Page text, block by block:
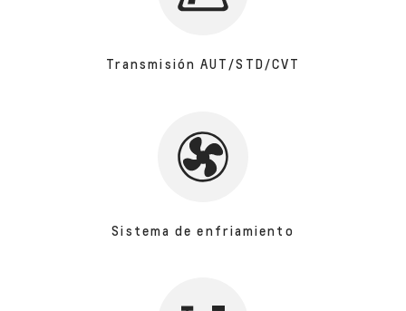
Transmisión AUT/STD/CVT
Sistema de enfriamiento